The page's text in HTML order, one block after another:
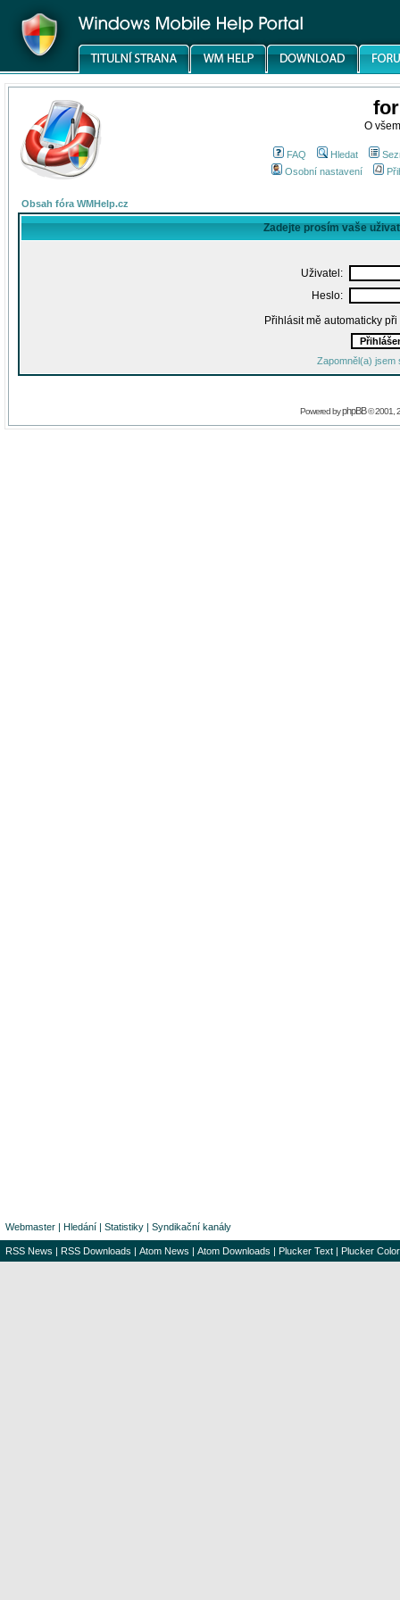
O
FAQ Hledat
Osobní nastavení
Obsah fóra WMHelp.cz
Zadejte prosím vaše
Uživatel:
Heslo:
Přihlásit mě automaticky
Zapomněl(a) jsem
Powered byphpBB© 2001,
Webmaster | Hledání | Statistiky | Syndikační kanály
RSS News | RSS Downloads | Atom News | Atom Downloads | Plucker Text | Plucker Color